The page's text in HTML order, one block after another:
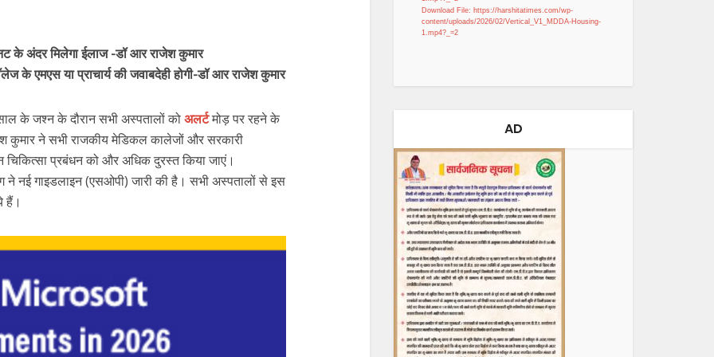
के अंदर मिलेगा ईलाज -डॉ आर राजेश कुमार
के एमएस या प्राचार्य की जवाबदेही होगी-डॉ आर राजेश कुमार
के जश्न के दौरान सभी अस्पतालों कोअलर्टमोड़ पर रहने के
कुमार ने सभी राजकीय मेडिकल कालेजों और सरकारी
चिकित्सा प्रबंधन को और अधिक दुरस्त किया जाएं।
ने नई गाइडलाइन (एसओपी) जारी की है। सभी अस्पतालों से इस
हैं।
Download File: https://harshitatimes.com/wp-
content/uploads/2026/02/Vertical_V1_MDDA-Housing-
1.mp4?_=2
AD